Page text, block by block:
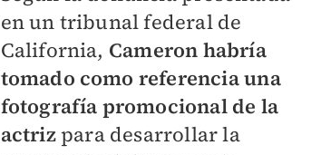
en un tribunal federal de
California, Cameron habría
tomado como referencia una
fotografía promocional de la
actrizpara desarrollar la